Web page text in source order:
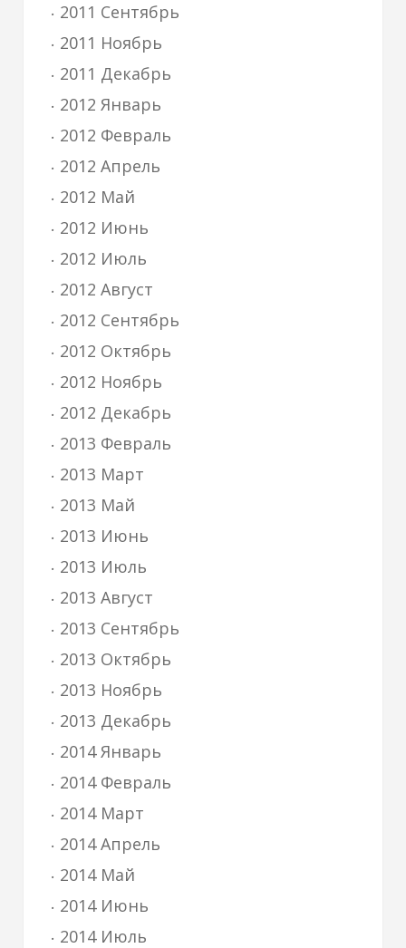
2011 Сентябрь
2011 Ноябрь
2011 Декабрь
2012 Январь
2012 Февраль
2012 Апрель
2012 Май
2012 Июнь
2012 Июль
2012 Август
2012 Сентябрь
2012 Октябрь
2012 Ноябрь
2012 Декабрь
2013 Февраль
2013 Март
2013 Май
2013 Июнь
2013 Июль
2013 Август
2013 Сентябрь
2013 Октябрь
2013 Ноябрь
2013 Декабрь
2014 Январь
2014 Февраль
2014 Март
2014 Апрель
2014 Май
2014 Июнь
2014 Июль